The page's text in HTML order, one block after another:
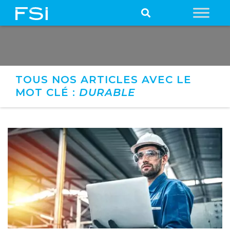
TOUS NOS ARTICLES AVEC LE
MOT CLÉ : DURABLE